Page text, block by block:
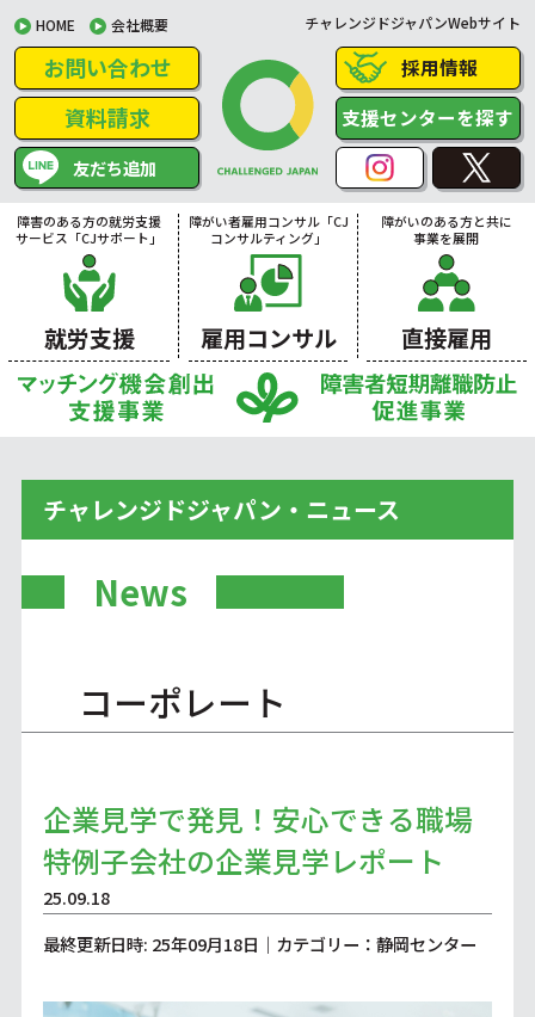
HOME 会社概要 チャレンジドジャパンWebサイト
お問い合わせ
資料請求
友だち追加
採用情報
支援センターを探す
障害のある方の就労支援
サービス「CJサポート」
就労支援
障がい者雇用コンサル「CJ
コンサルティング」
雇用コンサル
障がいのある方と共に
事業を展開
直接雇用
チャレンジドジャパン・ニュース
News
コーポレート
企業見学で発見！安心できる職場
特例子会社の企業見学レポート
25.09.18
最終更新日時: 25年09月18日｜カテゴリー：静岡センター